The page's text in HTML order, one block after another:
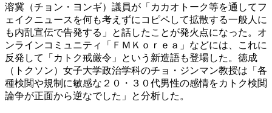
溶冀（チョン・ヨンギ）議員が「カカオトーク等を通してフ
ェイクニュースを何も考えずにコピペして拡散する一般人に
も内乱宣伝で告発する」と話したことが発火点になった。オ
ンラインコミュニティ「ＦＭＫｏｒｅａ」などには、これに
反発して「カトク戒厳令」という新造語も登場した。徳成
（トクソン）女子大学政治学科のチョ・ジンマン教授は「各
種検閲や規制に敏感な２０・３０代男性の感情をカトク検閲
論争が正面から逆なでした」と分析した。